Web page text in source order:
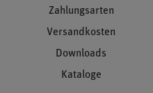
Zahlungsarten
Versandkosten
Downloads
Kataloge